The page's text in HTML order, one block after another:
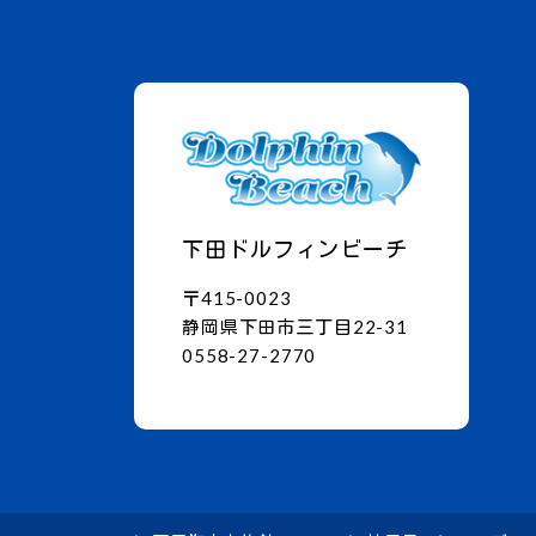
下田ドルフィンビーチ
〒415-0023
静岡県下田市三丁目22-31
0558-27-2770